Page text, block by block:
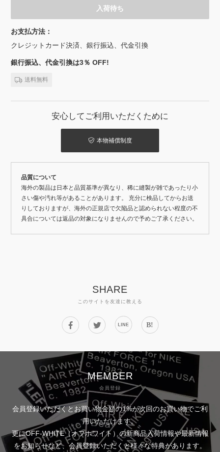
入荷待ち
お支払方法：
クレジットカード決済、銀行振込、代金引換
銀行振込、代金引換は3％ OFF!
送料無料
安心してご利用いただくために
本物補償制度
品質について
海外の製品は日本と品質基準が異なり、稀に縫製が雑であったり小
さい傷や汚れ等があることがあります。 充分に検品してからお送
りしておりますが、海外の正規店で欠陥品と認められない程度の不
具合については返品の対象になりませんので予めご了承ください。
SHARE
このサイトを友達に教える
LINE B!
MEMBER
会員登録
会員登録いただくとお買い物金額の1%が次回のお買い物でご利
用いただけます。
更にOFF-WHITE（オフホワイト）の新商品入荷情報や最新情報
をお知らせなど、会員登録いただくと様々な特典があります。